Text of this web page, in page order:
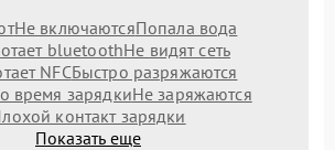
Не включаютсяПопала вода
bluetoothНе видят сеть
NFCБыстро разряжаются
время зарядкиНе заряжаются
контакт зарядки
Показать еще